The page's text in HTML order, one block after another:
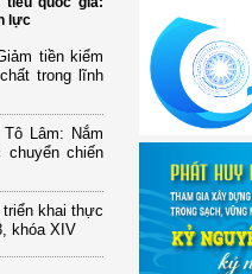
lực
tiền kiểm
trong lĩnh
Lâm: Nắm
chiến
triển khai thực
khóa XIV